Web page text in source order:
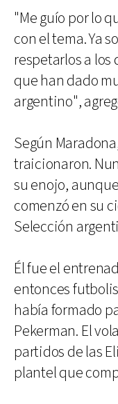
"Me guío por lo
con el tema. Ya
respetarlos a los
que han dado
argentino",
Según
traicionaron.
su enojo,
comenzó en su
Selección
Él fue el
entonces
había formado
Pekerman. El
partidos de las
plantel que